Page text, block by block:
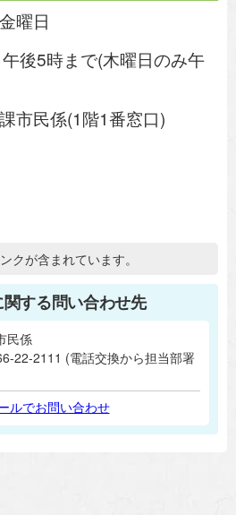
曜日
後5時まで(木曜日のみ午
市民係(1階1番窓口)
クが含まれています。
する問い合わせ先
民係
22-2111 (電話交換から担当部署
ルでお問い合わせ